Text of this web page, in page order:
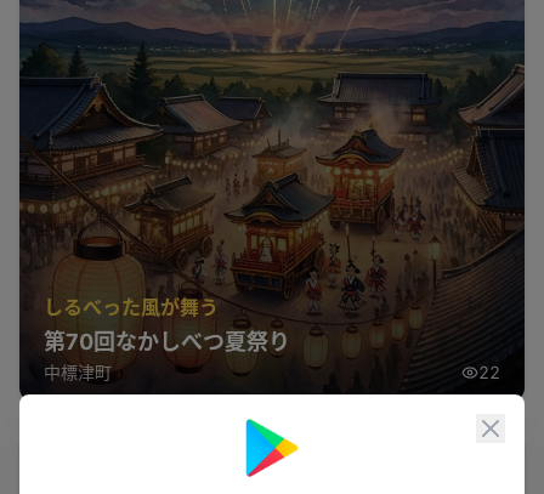
閉じ
しるべった風が舞う
第70回なかしべつ夏祭り
中標津町 22